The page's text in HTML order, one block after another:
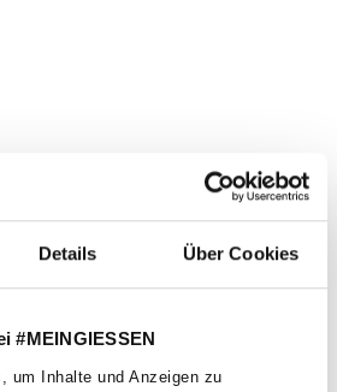
Details Über Cookies
#MEINGIESSEN
um Inhalte und Anzeigen zu